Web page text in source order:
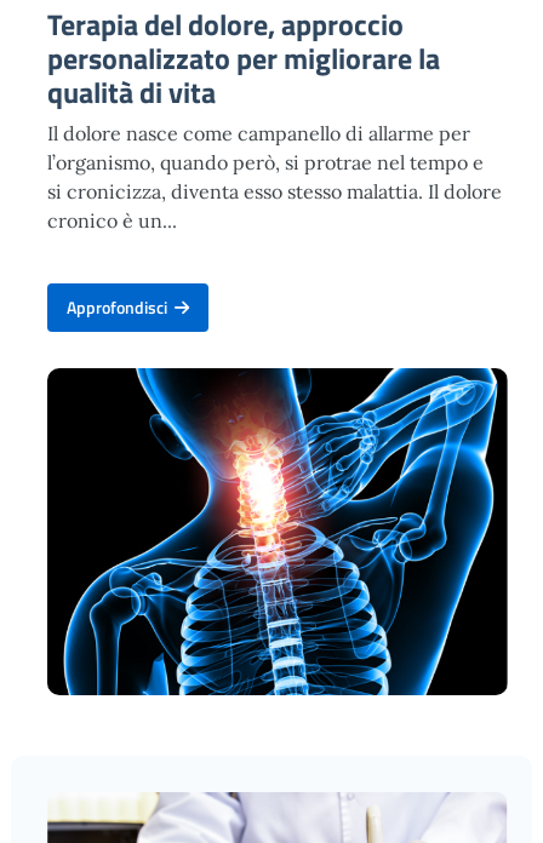
Terapia del dolore, approccio
personalizzato per migliorare la
qualità di vita
Il dolore nasce come campanello di allarme per
l’organismo, quando però, si protrae nel tempo e
si cronicizza, diventa esso stesso malattia. Il dolore
cronico è un...
Approfondisci